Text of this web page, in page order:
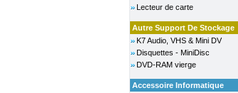
Lecteur de carte
Autre Support De Stockage
K7 Audio, VHS & Mini DV
Disquettes - MiniDisc
DVD-RAM vierge
Accessoire Informatique